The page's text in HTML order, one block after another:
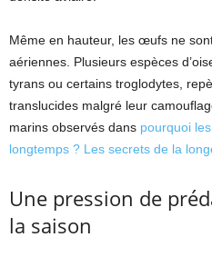
Même en hauteur, les œufs ne
aériennes. Plusieurs espèces
tyrans ou certains troglodytes,
translucides malgré leur
marins observés dans pourquoi
longtemps ? Les secrets de la
Une pression de
la saison